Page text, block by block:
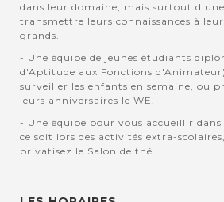
dans leur domaine, mais surtout
transmettre leurs connaissances à
grands.
- Une équipe de jeunes étudiants
d'Aptitude aux Fonctions
surveiller les enfants en semaine, ou
leurs anniversaires le WE.
- Une équipe pour vous accueillir dans
ce soit lors des activités extra-
privatisez le Salon de thé.